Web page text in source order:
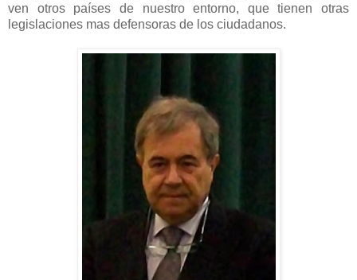
ven otros países de nuestro entorno, que tienen otras
legislaciones mas defensoras de los ciudadanos.